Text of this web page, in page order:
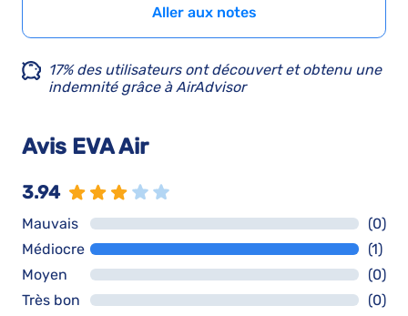
Aller aux notes
17% des utilisateurs ont découvert et obtenu une
indemnité grâce à AirAdvisor
Avis EVA Air
3.94
Mauvais
(0)
Médiocre
(1)
Moyen
(0)
Très bon
(0)